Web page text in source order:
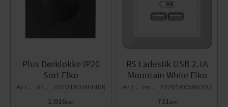
Plus Dørklokke IP20
Sort Elko
7020160484406
1.016DKK
RS Ladestik USB 2.1A
Mountain White Elko
7020160598202
731DKK